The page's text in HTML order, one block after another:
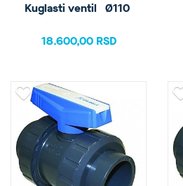
Kuglasti ventil   Ø110
18.600,00 RSD